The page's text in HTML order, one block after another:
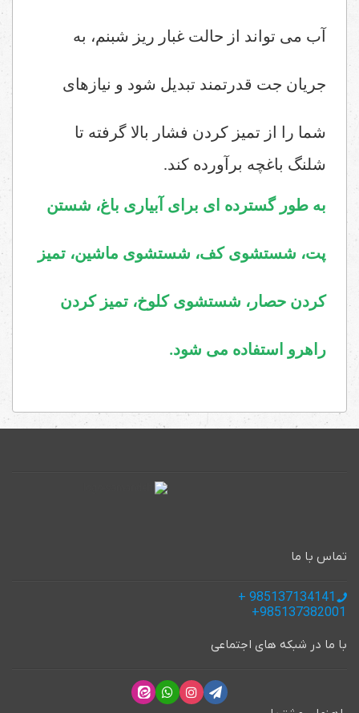
آب می تواند از حالت غبار ریز شبنم، به
جریان جت قدرتمند تبدیل شود و نیازهای
شما را از تمیز کردن فشار بالا گرفته تا
شلنگ باغچه برآورده کند.
به طور گسترده ای برای آبیاری باغ، شستن
پت، شستشوی کف، شستشوی ماشین، تمیز
کردن حصار، شستشوی کلوخ، تمیز کردن
راهرو استفاده می شود.
تماس با ما
با ما در شبکه های اجتماعی